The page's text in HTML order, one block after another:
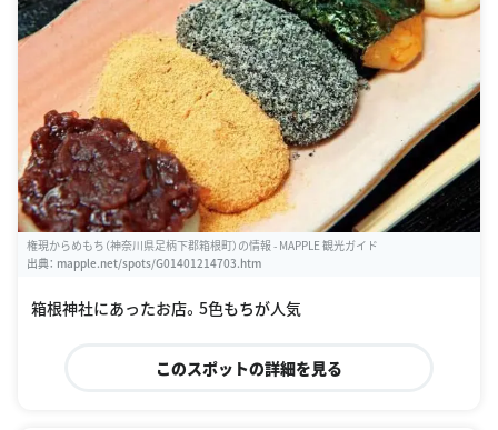
権現からめもち（神奈川県足柄下郡箱根町）の情報 - MAPPLE 観光ガイド
出典： mapple.net/spots/G01401214703.htm
箱根神社にあったお店。5色もちが人気
このスポットの詳細を見る